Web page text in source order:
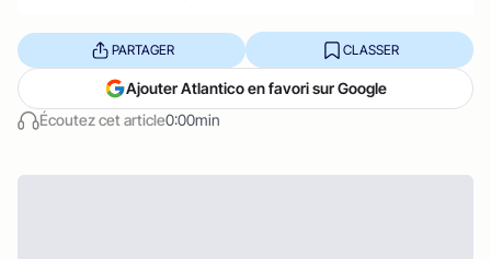
Écoutez cet article0:00min
PARTAGER CLASSER
Ajouter Atlantico en favori sur Google